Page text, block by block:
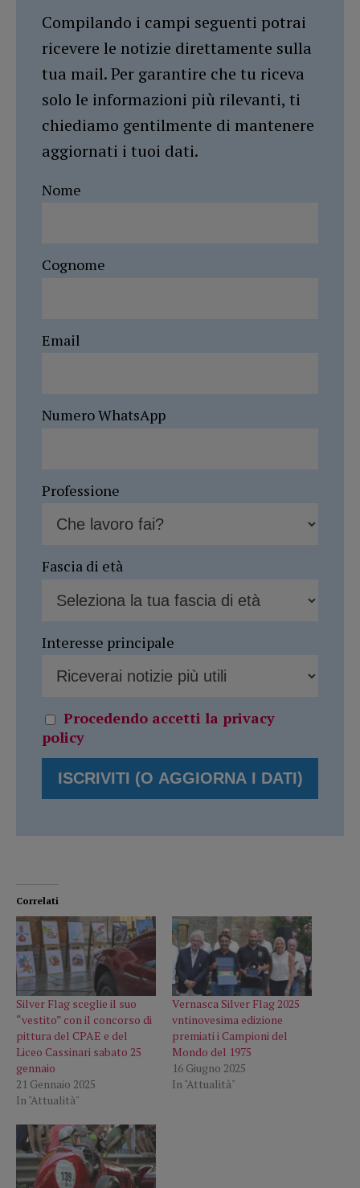
Compilando i campi seguenti potrai
ricevere le notizie direttamente sulla
tua mail. Per garantire che tu riceva
solo le informazioni più rilevanti, ti
chiediamo gentilmente di mantenere
aggiornati i tuoi dati.
Nome
Cognome
Email
Numero WhatsApp
Professione
Fascia di età
Interesse principale
Procedendo accetti la privacy
policy
Correlati
Silver Flag sceglie il suo
“vestito” con il concorso di
pittura del CPAE e del
Liceo Cassinari sabato 25
gennaio
21 Gennaio 2025
In "Attualità"
Vernasca Silver Flag 2025
vntinovesima edizione
premiati i Campioni del
Mondo del 1975
16 Giugno 2025
In "Attualità"